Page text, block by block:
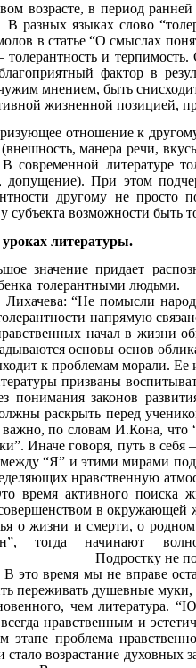
возрасте, в период
языках слово
в статье “О смыслах
и
фактор в
мнением, быть
жизненной позицией,
отношение к
манера речи,
литературе
допущение). При этом
другому не просто
субъекта возможности
литературы.
значение придает
ребенка толерантными
“Не помысли
напрямую
начал в жизни
основы основ
выходит к
ее духовный
законов
раскрыть перед
по словам И.Кона, что
Иначе говоря,
“Я” и этими мирами
нравственную
время активного
в
о жизни и смерти, о
тогда начинают
справиться
это время мы не вправе
переживать душевные
чем
нравственным и
этапе проблема
стало